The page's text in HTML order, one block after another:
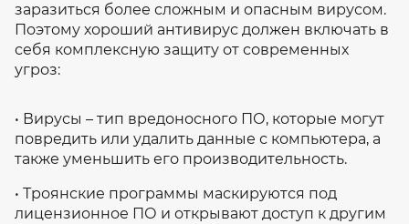
заразиться более сложным и опасным вирусом.
Поэтому хороший антивирус должен включать в
себя комплексную защиту от современных
угроз:
• Вирусы – тип вредоносного ПО, которые могут
повредить или удалить данные с компьютера, а
также уменьшить его производительность.
• Троянские программы маскируются под
лицензионное ПО и открывают доступ к другим